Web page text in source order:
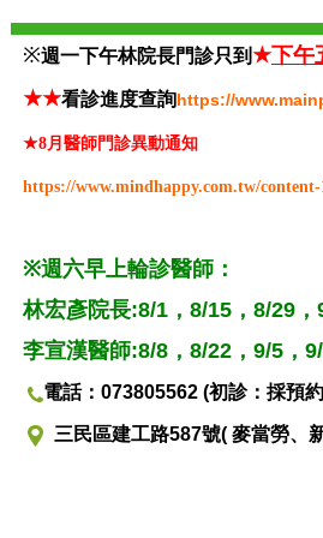
※週一下午林院長門診只到★下午
★★看診進度查詢https://
★8月醫師門診異動通知
https://www.mindhappy.com.tw/
※週六早上輪診醫師：
林宏彥院長:8/1，8/15，8/29，
李宣漢醫師:8/8，8/22，9/5，
電話：073805562 (初診：採預
三民區建工路587號( 麥當勞、